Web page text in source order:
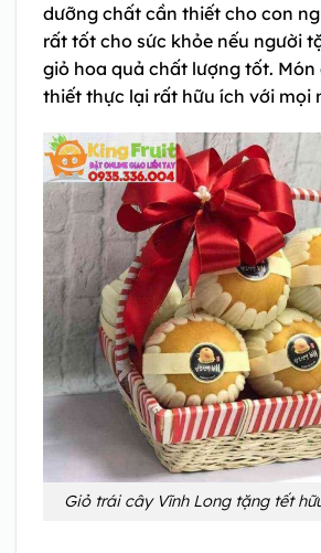
dưỡng chất cần thiết cho con
rất tốt cho sức khỏe nếu người
giỏ hoa quả chất lượng tốt. Món
thiết thực lại rất hữu ích với mọi
Giỏ trái cây Vĩnh Long tặng tết